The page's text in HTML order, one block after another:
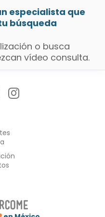
especialista que
búsqueda
o busca
vídeo consulta.